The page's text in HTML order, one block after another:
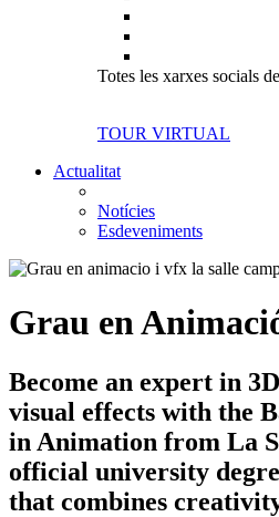
Totes les xarxes socials
TOUR VIRTUAL
Actualitat
Notícies
Esdeveniments
Grau en
Become an expert in
visual effects with the
in Animation from La
official university
that combines